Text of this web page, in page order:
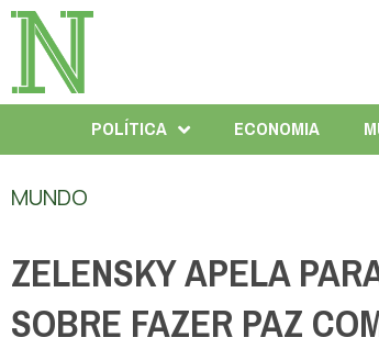
POLÍTICA ECONOMIA
MUNDO
ZELENSKY APELA
SOBRE FAZER PAZ